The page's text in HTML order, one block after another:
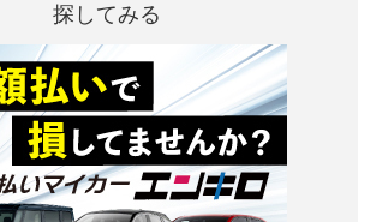
探してみる